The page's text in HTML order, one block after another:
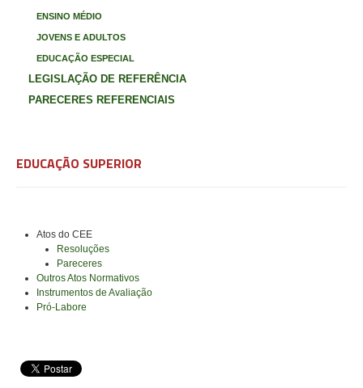
ENSINO MÉDIO
JOVENS E ADULTOS
EDUCAÇÃO ESPECIAL
LEGISLAÇÃO DE REFERÊNCIA
PARECERES REFERENCIAIS
EDUCAÇÃO SUPERIOR
Atos do CEE
Resoluções
Pareceres
Outros Atos Normativos
Instrumentos de Avaliação
Pró-Labore